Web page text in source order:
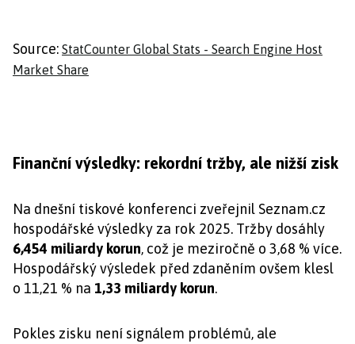
Source: StatCounter Global Stats - Search Engine Host
Market Share
Finanční výsledky: rekordní tržby, ale nižší zisk
Na dnešní tiskové konferenci zveřejnil Seznam.cz
hospodářské výsledky za rok 2025. Tržby dosáhly
6,454 miliardy korun, což je meziročně o 3,68 % více.
Hospodářský výsledek před zdaněním ovšem klesl
o 11,21 % na 1,33 miliardy korun.
Pokles zisku není signálem problémů, ale